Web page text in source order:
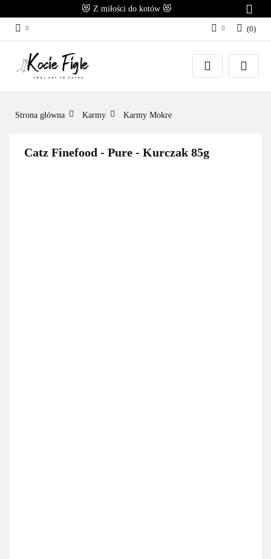
😻 Z miłości do kotów 😻
Zaloguj się
Załóż konto
(0)
Strona główna Karmy Karmy Mokre
Catz Finefood - Pure - Kurczak 85g